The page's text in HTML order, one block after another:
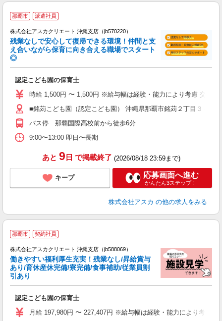
那覇市 派遣社員
株式会社アスカクリエート 沖縄支店（jb570220）
残業なしで安心して復帰できる環境！仲間と支
え合いながら保育に向き合える職場でスタート
◎
認定こども園の保育士
時給 1,500円 〜 1,500円 ※給与幅は経験・能力により考慮 交通費
■銘苅こども園（認定こども園） 沖縄県那覇市銘苅２丁目３－２
バス停 那覇国際高校前から徒歩6分
9:00〜13:00 即日〜長期
あと 9 日 で掲載終了 (2026/08/18 23:59まで)
キープ 応募画面へ進む
かんたん3ステップ！
株式会社アスカ の他の求人をみる
那覇市 契約社員
株式会社アスカクリエート 沖縄支店（jb588069）
働きやすい福利厚生充実！残業なし/昇給賞与
あり/育休産休完備/寮完備/食事補助/従業員割
引あり
認定こども園の保育士
月給 197,980円 〜 227,407円 ※給与幅は経験・能力により考慮